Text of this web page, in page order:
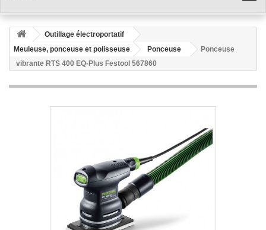
Outillage électroportatif
Meuleuse, ponceuse et polisseuse
Ponceuse
Ponceuse
vibrante RTS 400 EQ-Plus Festool 567860